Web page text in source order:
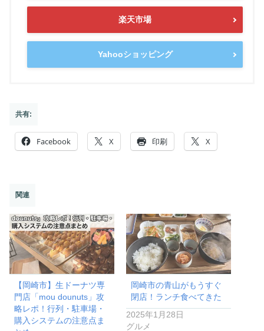
楽天市場
Yahooショッピング
共有:
Facebook X 印刷 X
関連
【岡崎市】生ドーナツ専
門店「mou dounuts」攻
略レポ！行列・駐車場・
購入システムの注意点ま
岡崎市の青山がもうすぐ
閉店！ランチ食べてきた
2025年1月28日
グルメ